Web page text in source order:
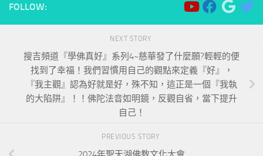
FOLLOW:
NEXT STORY
搜吉頻道『學佛真好』系列4~慈華發了什麼願?輕輕的便
找到了幸福！我們習慣用自己的觀點來定義『好』，
『我主觀』認為好就是好，殊不知，這正是一個『我執
的大陷阱』！！佛陀法音如明鏡，反觀自省，當下提升
自己！
PREVIOUS STORY